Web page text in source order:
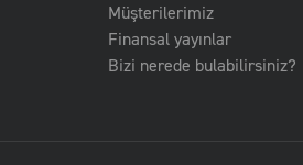
Müşterilerimiz
Finansal yayınlar
Bizi nerede bulabilirsiniz?